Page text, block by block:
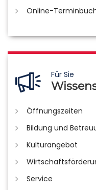
Online-
Für Sie
Öffnungszeiten
Bildung und
Kulturangebot
Service